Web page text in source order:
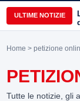
ULTIME NOTIZIE
Home > petizione
Tutte le notizie, gli